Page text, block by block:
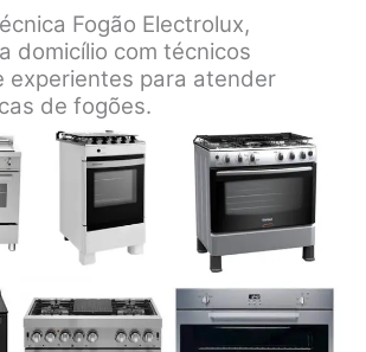
Fogão Electrolux,
domicílio com técnicos
experientes para atender
de fogões.